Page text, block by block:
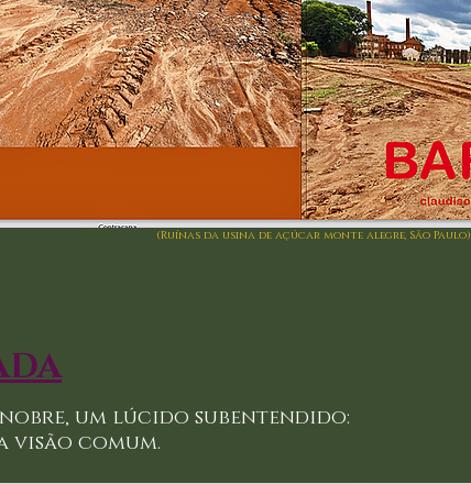
(Ruínas da usina de açúcar monte alegre, São Paulo)
um lúcido subentendido:
comum.